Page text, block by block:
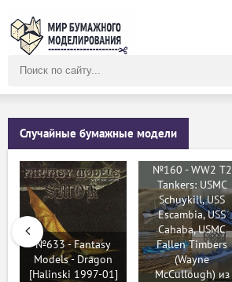
сайту
Случайные бумажные модели
№633 - Fantasy
Models - Dragon
[Halinski 1997-01]
№160 - WW2 T2
Tankers: USMC
Schuykill, USS
Escambia, USS
Cahaba, USMC
Fallen Timbers
(Wayne
McCullough) из